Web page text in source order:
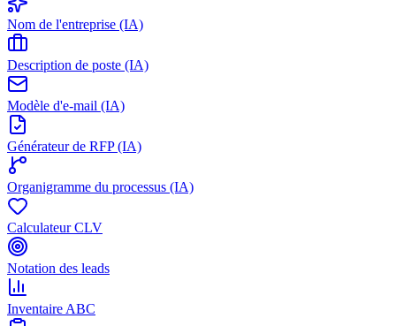
Nom de l'entreprise (IA)
Description de poste (IA)
Modèle d'e-mail (IA)
Générateur de RFP (IA)
Organigramme du processus (IA)
Calculateur CLV
Notation des leads
Inventaire ABC